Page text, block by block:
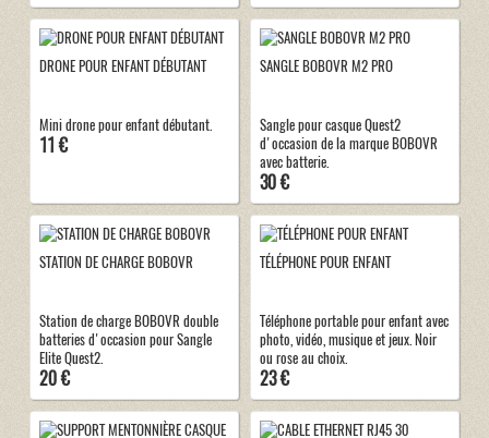
DRONE POUR ENFANT DÉBUTANT
Mini drone pour enfant débutant.
11 €
SANGLE BOBOVR M2 PRO
Sangle pour casque Quest2
d'occasion de la marque BOBOVR
avec batterie.
30 €
STATION DE CHARGE BOBOVR
Station de charge BOBOVR double
batteries d'occasion pour Sangle
Elite Quest2.
20 €
TÉLÉPHONE POUR ENFANT
Téléphone portable pour enfant avec
photo, vidéo, musique et jeux. Noir
ou rose au choix.
23 €